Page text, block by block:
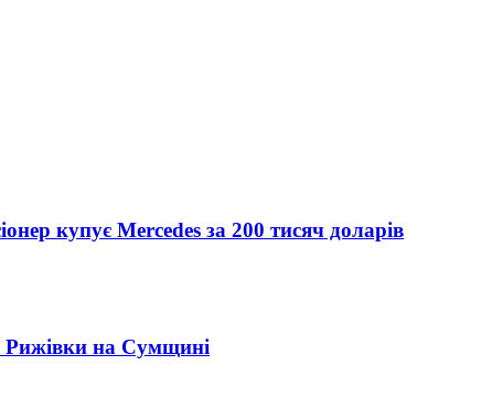
купує Mercedes за 200 тисяч доларів
Рижівки на Сумщині